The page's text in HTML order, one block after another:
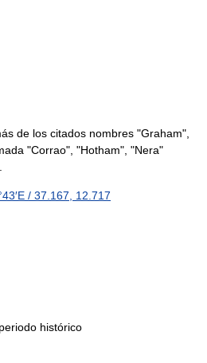
de los citados nombres "Graham",
"Corrao", "Hotham", "Nera"
/ 37.167, 12.717
histórico